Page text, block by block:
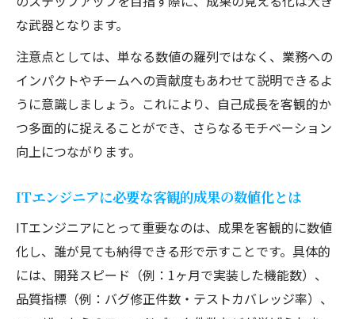
な武器となります。
注意点としては、単なる数値の羅列ではなく、業務への
インパクトやチームへの貢献度もあわせて説明できるよ
うに意識しましょう。これにより、自己成長を客観的か
つ多面的に捉えることができ、さらなるモチベーション
向上につながります。
ITエンジニアに必要な客観的成果の数値化とは
ITエンジニアにとって重要なのは、成果を客観的に数値
化し、誰が見ても納得できる形で示すことです。具体的
には、開発スピード（例：1ヶ月で実装した機能数）、
品質指標（例：バグ修正件数・テストカバレッジ率）、